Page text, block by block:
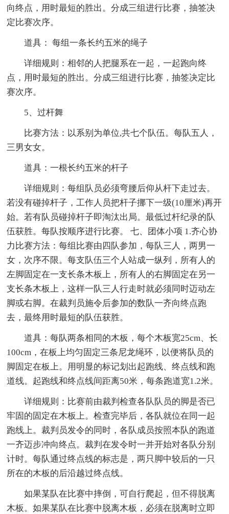
向终点，用时最短的胜出。分成三组进行比赛，抽签决
定比赛次序。
道具： 每组一条长约五米的绳子
详细规则：相邻的人把腿系在一起，一起跑向终
点，用时最短的胜出。分成三组进行比赛，抽签决定比
赛次序。
5、过杆舞
比赛方法：以系别为单位,共七个队伍。每队五人，
三男女女。
道具：一根长约五米的杆子
详细规则：每组队员必须弯腰后仰从杆下走过去。
若没有碰掉杆子，工作人员把杆子挪下一级(10厘米)再开
始。若有队员碰掉杆子即淘汰出局。最低过杆纪录的队
伍获胜。每队按顺序进行比赛。 七、团体小项 1.齐心协
力比赛方法：每组比赛由四队参加，每队三人，两男一
女，次序不限。每支队伍三个人站成一纵列，所有人的
左脚固定在一支长条木板上，所有人的右脚固定在另一
支长条木板上，这样一队三人行走时就必须同时迈动左
脚或右脚。在裁判员施令后参加的数队一齐向终点跑
去，最终用时最短的队伍获胜。
道具：每队两条相同的木板，每个木板宽25cm、长
100cm，在板上均匀固定三条尼龙绳环，以便将队员的
脚固定在板上。用明显的标记划出起跑线、终点线和跑
道线。起跑线和终点线间距离50米，每条跑道宽1.2米。
详细规则：比赛前由裁判检查各队队员的脚是否已
牢固的固定在木板上。检查完毕后，各队就位在同一起
跑线上。裁判员发令的同时，各队成员按照本队的跑道
一齐迈步冲向终点。裁判在发令时一并开始对各队分别
计时。每队通过终点线的标志是，两只脚中较后的一只
所在的木板的后沿越过终点线。
如果某队在比赛中摔倒，可自行爬起，但不得脱离
木板。如果某队在比赛中脱离木板，必须在脱离时立即